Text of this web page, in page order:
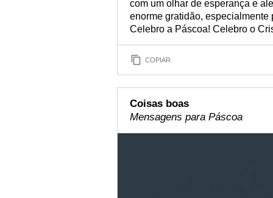
com um olhar de esperança e
enorme gratidão, especialmente
Celebro a Páscoa! Celebro o
COPIAR
Coisas boas
Mensagens para Páscoa